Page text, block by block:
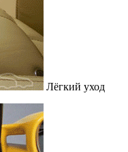
Лёгкий уход